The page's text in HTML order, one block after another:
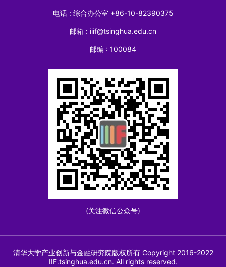
电话 : 综合办公室 +86-10-82390375
邮箱 : iiif@tsinghua.edu.cn
邮编 : 100084
(关注微信公众号)
清华大学产业创新与金融研究院版权所有 Copyright 2016-2022
IIF.tsinghua.edu.cn. All rights reserved.